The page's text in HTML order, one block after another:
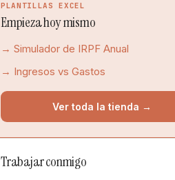
PLANTILLAS EXCEL
Empieza hoy mismo
→ Simulador de IRPF Anual
→ Ingresos vs Gastos
Ver toda la tienda →
Trabajar conmigo